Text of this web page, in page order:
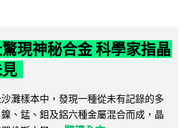
現神秘合金 科學家指晶
灘樣本中，發現一種從未有記錄的多
、錳、鉬及鋁六種金屬混合而成，晶